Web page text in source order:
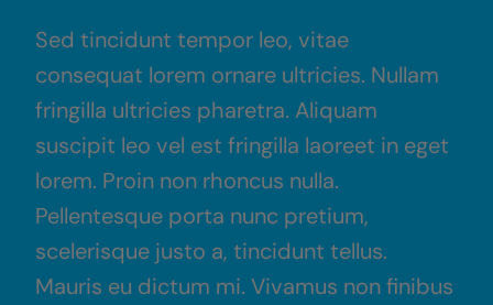
Sed tincidunt tempor leo, vitae
consequat lorem ornare ultricies. Nullam
fringilla ultricies pharetra. Aliquam
suscipit leo vel est fringilla laoreet in eget
lorem. Proin non rhoncus nulla.
Pellentesque porta nunc pretium,
scelerisque justo a, tincidunt tellus.
Mauris eu dictum mi. Vivamus non finibus